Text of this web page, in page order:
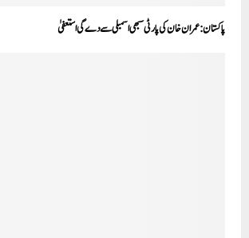
پاکستان:عمران خان کی پارٹی سبھی اسمبلی سے دے گی استعفیٰ